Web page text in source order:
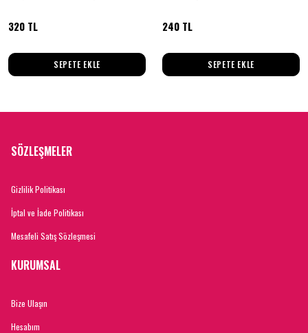
320 TL
SEPETE EKLE
240 TL
SEPETE EKLE
SÖZLEŞMELER
Gizlilik Politikası
İptal ve İade Politikası
Mesafeli Satış Sözleşmesi
KURUMSAL
Bize Ulaşın
Hesabım